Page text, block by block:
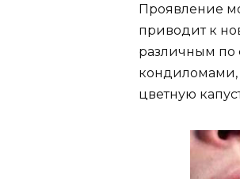
Проявление
приводит к
различным по
цветную